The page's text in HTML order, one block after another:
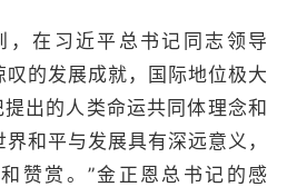
在习近平总书记同志领导
的发展成就，国际地位极大
出的人类命运共同体理念和
和平与发展具有深远意义，
赞赏。”金正恩总书记的感